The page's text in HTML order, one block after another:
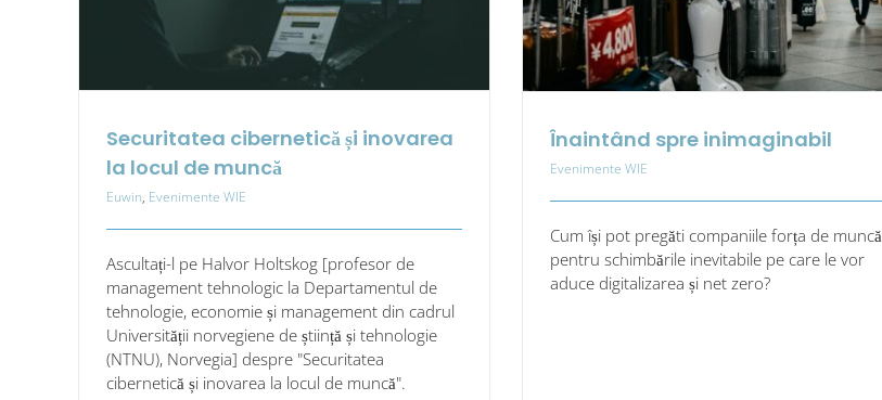
Securitatea cibernetică și inovarea
la locul de muncă
Euwin, Evenimente WIE
Ascultați-l pe Halvor Holtskog [profesor de
management tehnologic la Departamentul de
tehnologie, economie și management din cadrul
Universității norvegiene de știință și tehnologie
(NTNU), Norvegia] despre "Securitatea
cibernetică și inovarea la locul de muncă".
Înaintând spre inimaginabil
Evenimente WIE
Cum își pot pregăti companiile forța de muncă
pentru schimbările inevitabile pe care le vor
aduce digitalizarea și net zero?